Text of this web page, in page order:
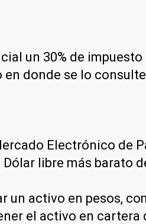
un 30% de
donde se lo
Electrónico de
libre más barato
activo en pesos,
el activo en cartera